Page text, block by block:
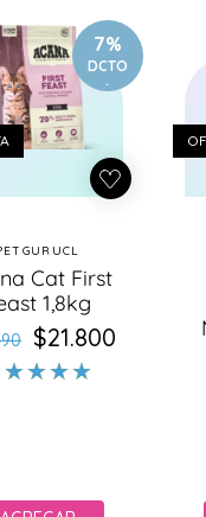
7%
DCTO
.
Proveedor:
Cat First
1,8kg
Precio
habitual
Precio
de
$21.800